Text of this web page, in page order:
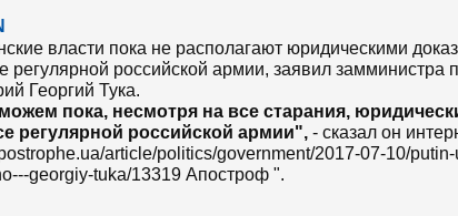
власти пока не располагают юридическими
регулярной российской армии, заявил замминистра
Георгий Тука.
пока, несмотря на все старания,
регулярной российской армии", - сказал он
article/politics/government/2017-07-10/
georgiy-tuka/13319 Апостроф ".